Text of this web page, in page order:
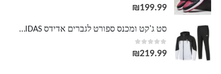
0
out of 5
₪199.99
סט ג'קט ומכנס ספורט לגברים אדידס ADIDAS
0
out of 5
₪219.99